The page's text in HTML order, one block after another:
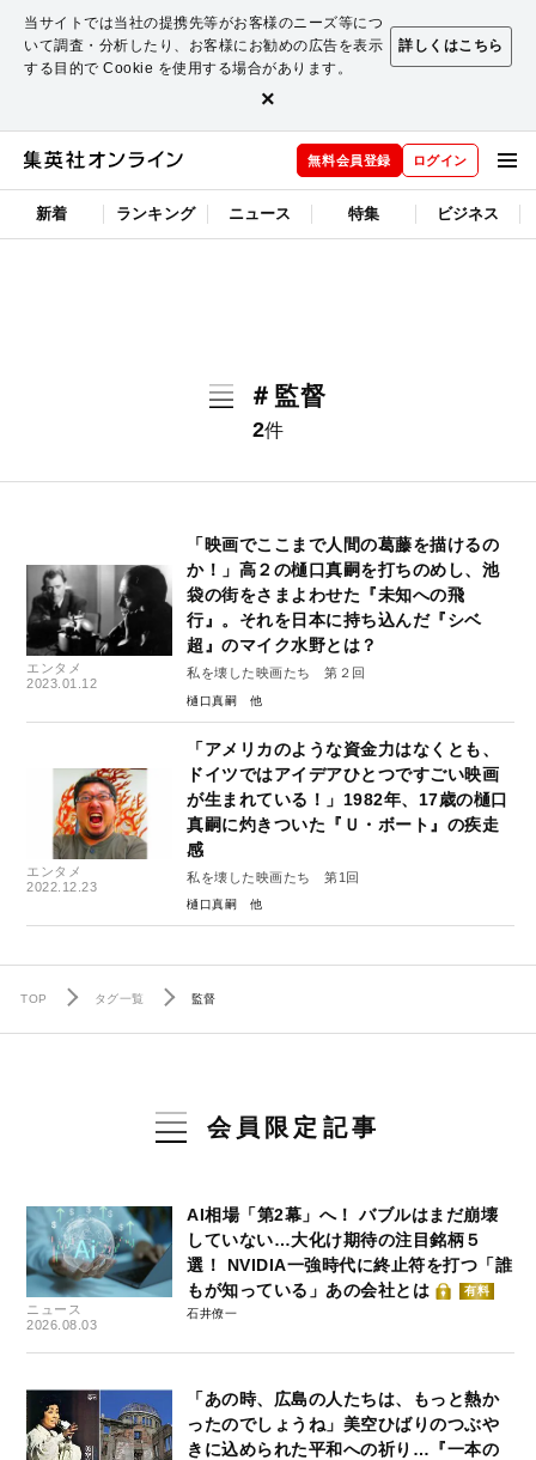
当サイトでは当社の提携先等がお客様のニーズ等につ
いて調査・分析したり、お客様にお勧めの広告を表示
する目的で Cookie を使用する場合があります。
詳しくはこちら
×
無料会員登録 ログイン
新着 ランキング ニュース 特集 ビジネス
＃監督
2件
エンタメ
2023.01.12
「映画でここまで人間の葛藤を描けるの
か！」高２の樋口真嗣を打ちのめし、池
袋の街をさまよわせた『未知への飛
行』。それを日本に持ち込んだ『シベ
超』のマイク水野とは？
私を壊した映画たち 第２回
樋口真嗣
エンタメ
2022.12.23
「アメリカのような資金力はなくとも、
ドイツではアイデアひとつですごい映画
が生まれている！」1982年、17歳の樋口
真嗣に灼きついた『Ｕ・ボート』の疾走
感
私を壊した映画たち 第1回
樋口真嗣
TOP タグ一覧 監督
会員限定記事
ニュース
2026.08.03
AI相場「第2幕」へ！ バブルはまだ崩壊
していない…大化け期待の注目銘柄５
選！ NVIDIA一強時代に終止符を打つ「誰
もが知っている」あの会社とは
有料
石井僚一
「あの時、広島の人たちは、もっと熱か
ったのでしょうね」美空ひばりのつぶや
きに込められた平和への祈り…『一本の